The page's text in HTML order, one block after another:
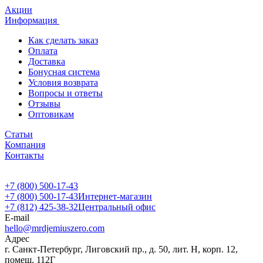
Акции
Информация
Как сделать заказ
Оплата
Доставка
Бонусная система
Условия возврата
Вопросы и ответы
Отзывы
Оптовикам
Статьи
Компания
Контакты
+7 (800) 500-17-43
+7 (800) 500-17-43Интернет-магазин
+7 (812) 425-38-32Центральный офис
E-mail
hello@mrdjemiuszero.com
Адрес
г. Санкт-Петербург, Лиговский пр., д. 50, лит. Н, корп. 12,
помещ. 112Г